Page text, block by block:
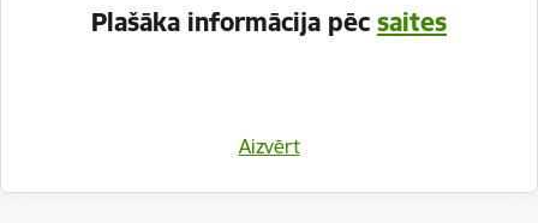
Plašāka informācija pēc saites
Aizvērt
Sniegt atsauksmi